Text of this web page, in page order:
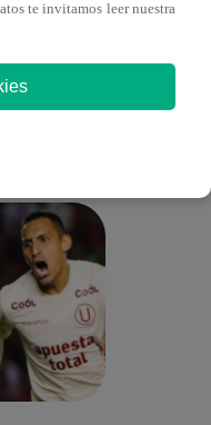
puede
te invitamos leer nuestra